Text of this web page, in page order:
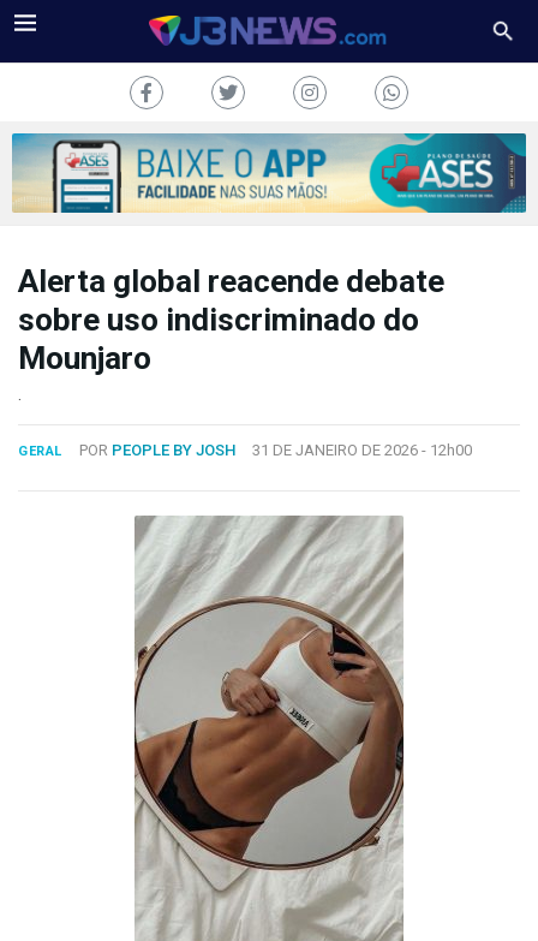
J3NEWS
CONOSCO
Copyright
Alerta global reacende debate
sobre uso indiscriminado do
Mounjaro
GERAL POR PEOPLE BY JOSH 31 DE JANEIRO DE 2026 - 12h00